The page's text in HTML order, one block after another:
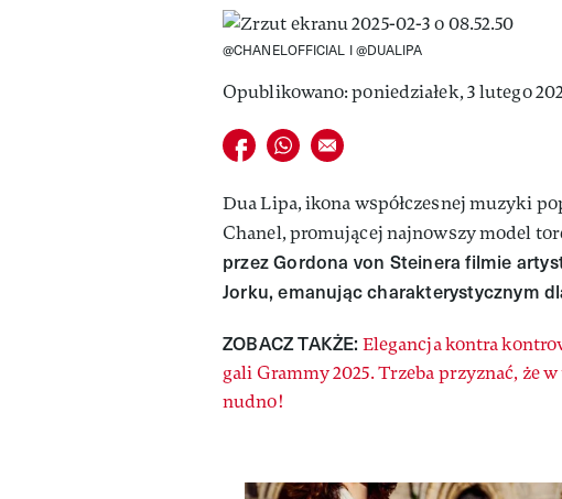
@CHANELOFFICIAL I @DUALIPA
Opublikowano: poniedziałek, 3 lutego
Udostępnij na facebook
Udostępnij na whatsapp
E-mail do przyjaciela
Dua Lipa, ikona współczesnej muzyki
Chanel, promującej najnowszy model
przez Gordona von Steinera filmie
Jorku, emanując charakterystycznym
ZOBACZ TAKŻE: Elegancja kontra
gali Grammy 2025. Trzeba przyznać, że
nudno!